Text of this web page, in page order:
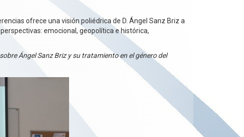
ofrece una visión poliédrica de D. Ángel Sanz Briz a
emocional, geopolítica e histórica,
Ángel Sanz Briz y su tratamiento en el género del